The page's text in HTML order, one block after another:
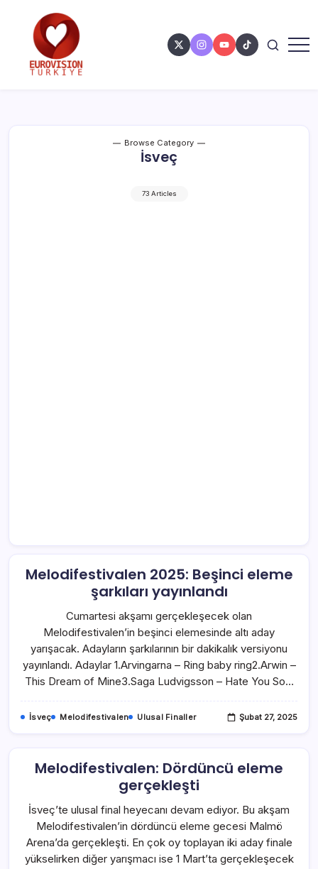
Browse Category
İsveç
73 Articles
Melodifestivalen 2025: Beşinci eleme
şarkıları yayınlandı
Cumartesi akşamı gerçekleşecek olan
Melodifestivalen’in beşinci elemesinde altı aday
yarışacak. Adayların şarkılarının bir dakikalık versiyonu
yayınlandı. Adaylar 1.Arvingarna – Ring baby ring2.Arwin –
This Dream of Mine3.Saga Ludvigsson – Hate You So…
İsveç Melodifestivalen Ulusal Finaller Şubat 27, 2025
Melodifestivalen: Dördüncü eleme
gerçekleşti
İsveç’te ulusal final heyecanı devam ediyor. Bu akşam
Melodifestivalen’in dördüncü eleme gecesi Malmö
Arena’da gerçekleşti. En çok oy toplayan iki aday finale
yükselirken diğer yarışmacı ise 1 Mart’ta gerçekleşecek